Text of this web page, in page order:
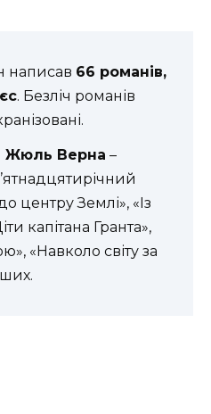
написав 66 романів,
. Безліч романів
Жюль Верна –
центру Землі», «Із
капітана Гранта»,
«Навколо світу за